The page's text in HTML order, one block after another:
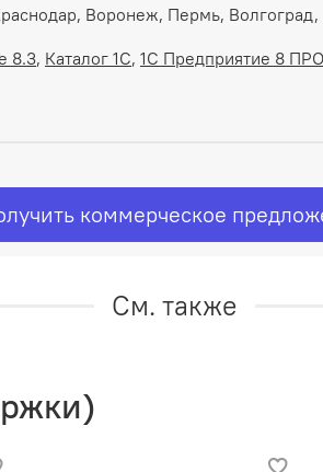
Воронеж, Пермь, Волгоград,
8.3, Каталог 1С, 1С Предприятие 8
коммерческое
См. также